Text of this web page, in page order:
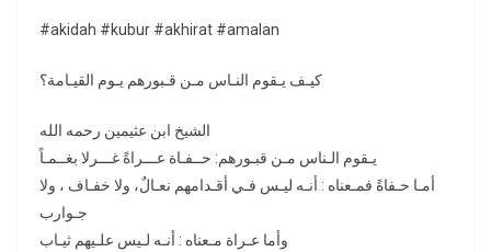
#akidah #kubur #akhirat #amalan
كيـف يـقوم النـاس مـن قـبورهم يـوم القيـامة؟
الشيخ ابن عثيمين رحمه الله
يـقوم الـناس مـن قبـورهم: حــفـاة عـــراةً غـــرلا بغــمـاً
أمـا حـفاةً فمـعناه : أنـه ليـس فـي أقـدامهم نعـالٌ، ولا خفـاف ، ولا
جـوارب
وأما عـراة مـعناه : أنـه لـيس علـيهم ثيـاب